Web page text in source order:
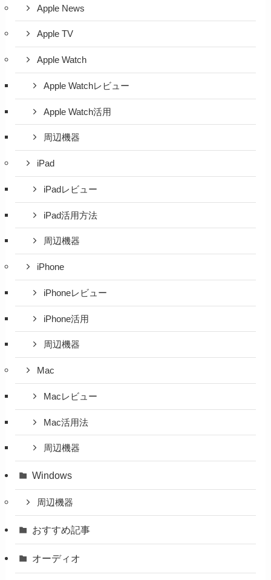
Apple News
Apple TV
Apple Watch
Apple Watchレビュー
Apple Watch活用
周辺機器
iPad
iPadレビュー
iPad活用方法
周辺機器
iPhone
iPhoneレビュー
iPhone活用
周辺機器
Mac
Macレビュー
Mac活用法
周辺機器
Windows
周辺機器
おすすめ記事
オーディオ